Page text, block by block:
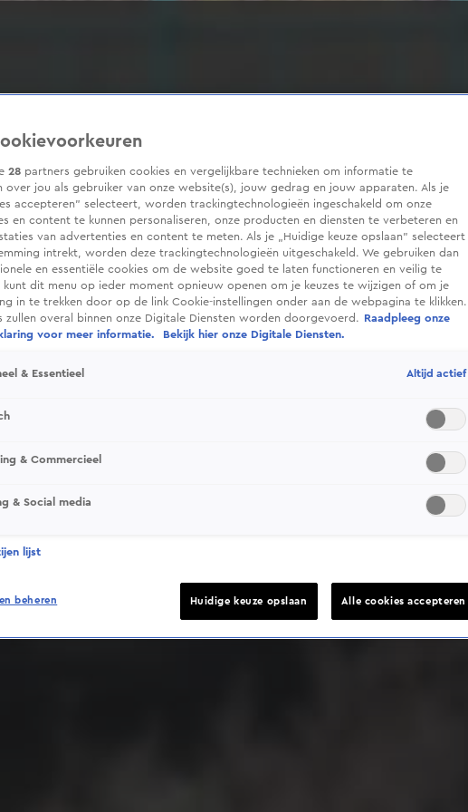
Deze video is niet beschikbaar op je huidige locatie
28 partners gebruiken cookies en vergelijkbare technieken om informatie te
over jou als gebruiker van onze website(s), jouw gedrag en jouw apparaten. Als je
accepteren” selecteert, worden trackingtechnologieën ingeschakeld om onze
en content te kunnen personaliseren, onze producten en diensten te verbeteren en
van advertenties en content te meten. Als je „Huidige keuze opslaan” selecteert
intrekt, worden deze trackingtechnologieën uitgeschakeld. We gebruiken dan
en essentiële cookies om de website goed te laten functioneren en veilig te
kunt dit menu op ieder moment opnieuw openen om je keuzes te wijzigen of om je
in te trekken door op de link Cookie-instellingen onder aan de webpagina te klikken.
zullen overal binnen onze Digitale Diensten worden doorgevoerd.
Raadpleeg onze
voor meer informatie.
Bekijk hier onze Digitale Diensten.
& Essentieel Altijd actief
& Commercieel
& Social media
lijst
beheren Huidige keuze opslaan Alle cookies accepteren